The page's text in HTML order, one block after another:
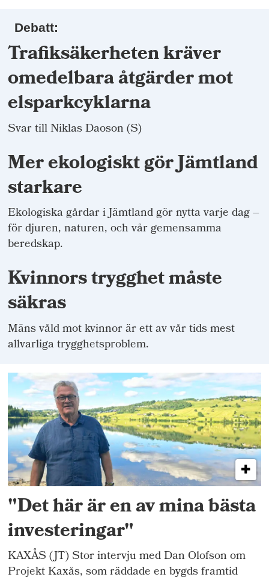
Debatt:
Trafiksäkerheten kräver
omedelbara åtgärder mot
elsparkcyklarna
Svar till Niklas Daoson (S)
Mer ekologiskt gör Jämtland
starkare
Ekologiska gårdar i Jämtland gör nytta varje dag –
för djuren, naturen, och vår gemensamma
beredskap.
Kvinnors trygghet måste
säkras
Mäns våld mot kvinnor är ett av vår tids mest
allvarliga trygghetsproblem.
"Det här är en av mina bästa
investeringar"
KAXÅS (JT) Stor intervju med Dan Olofson om
Projekt Kaxås, som räddade en bygds framtid